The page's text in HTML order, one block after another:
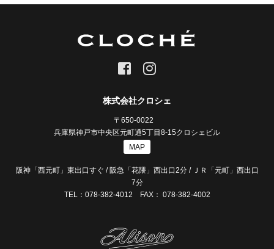
株式会社クロシェ
〒650-0022
兵庫県神戸市中央区元町通5丁目8-15クロシェビル
MAP
阪神「西元町」東出口すぐ / 阪急「花隈」西出口2分 / ＪＲ「元町」西出口
7分
TEL：078-382-4012 FAX： 078-382-4002